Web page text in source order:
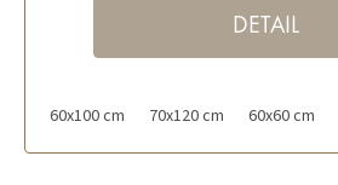
DETAIL
60x100 cm 70x120 cm 60x60 cm